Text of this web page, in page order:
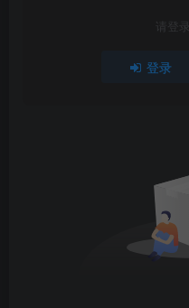
请登
登录